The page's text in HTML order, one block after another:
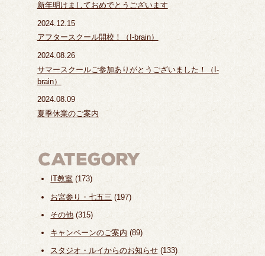
新年明けましておめでとうございます
2024.12.15
アフタースクール開校！（I-brain）
2024.08.26
サマースクールご参加ありがとうございました！（I-
brain）
2024.08.09
夏季休業のご案内
IT教室 (173)
お宮参り・七五三 (197)
その他 (315)
キャンペーンのご案内 (89)
スタジオ・ルイからのお知らせ (133)